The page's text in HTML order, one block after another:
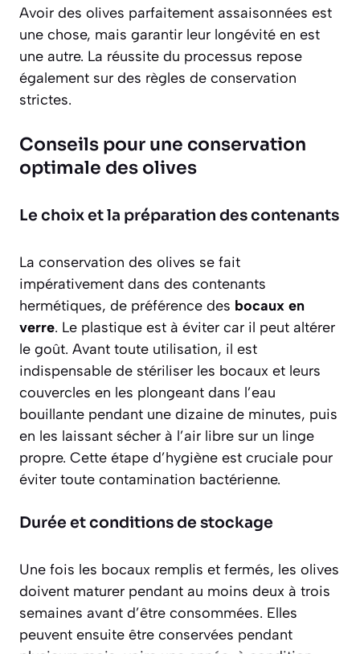
Avoir des olives parfaitement assaisonnées est
une chose, mais garantir leur longévité en est
une autre. La réussite du processus repose
également sur des règles de conservation
strictes.
Conseils pour une conservation
optimale des olives
Le choix et la préparation des contenants
La conservation des olives se fait
impérativement dans des contenants
hermétiques, de préférence des bocaux en
verre. Le plastique est à éviter car il peut altérer
le goût. Avant toute utilisation, il est
indispensable de stériliser les bocaux et leurs
couvercles en les plongeant dans l’eau
bouillante pendant une dizaine de minutes, puis
en les laissant sécher à l’air libre sur un linge
propre. Cette étape d’hygiène est cruciale pour
éviter toute contamination bactérienne.
Durée et conditions de stockage
Une fois les bocaux remplis et fermés, les olives
doivent maturer pendant au moins deux à trois
semaines avant d’être consommées. Elles
peuvent ensuite être conservées pendant